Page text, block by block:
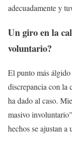
adecuadamente y
Un giro en la
voluntario?
El punto más
discrepancia con
ha dado al caso.
masivo
hechos se ajustan